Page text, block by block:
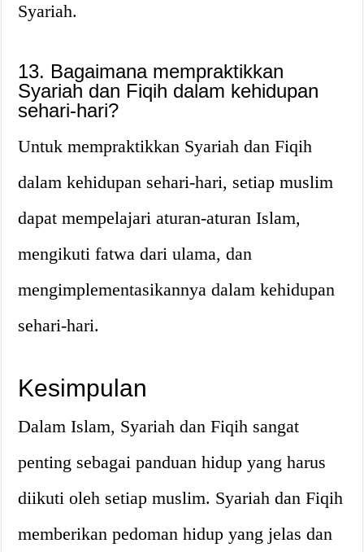
Syariah.
13. Bagaimana mempraktikkan
Syariah dan Fiqih dalam kehidupan
sehari-hari?
Untuk mempraktikkan Syariah dan Fiqih
dalam kehidupan sehari-hari, setiap muslim
dapat mempelajari aturan-aturan Islam,
mengikuti fatwa dari ulama, dan
mengimplementasikannya dalam kehidupan
sehari-hari.
Kesimpulan
Dalam Islam, Syariah dan Fiqih sangat
penting sebagai panduan hidup yang harus
diikuti oleh setiap muslim. Syariah dan Fiqih
memberikan pedoman hidup yang jelas dan